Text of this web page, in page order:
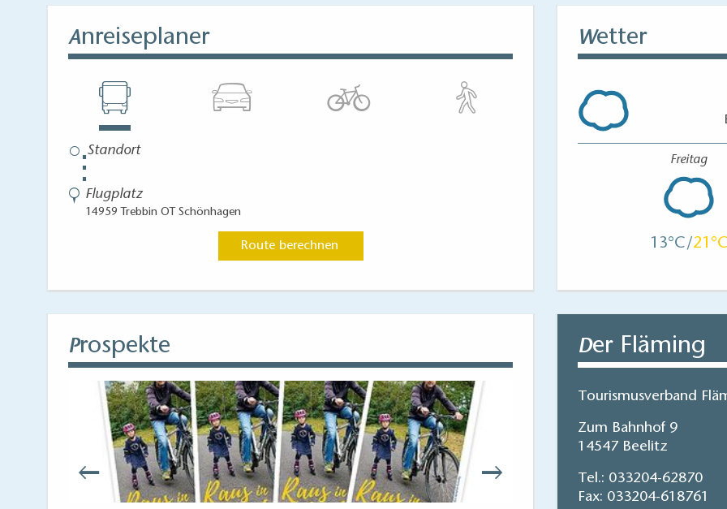
Anreiseplaner
⋮
Flugplatz
14959 Trebbin OT Schönhagen
Route berechnen
Wetter
Freitag
13 21
Prospekte Der Fläming
Tourismusverband
Zum Bahnhof 9
14547 Beelitz
Tel.: 033204-62870
Fax: 033204-618761